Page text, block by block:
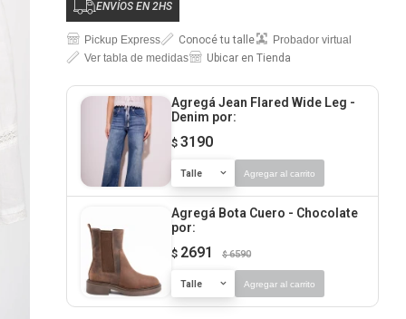
ENVÍOS EN 2HS
Pickup Express Conocé tu talle
Probador virtual
Ver tabla de medidas
Ubicar en Tienda
Agregá Jean Flared Wide Leg -
Denim por:
$ 3190
Talle Agregar al carrito
Agregá Bota Cuero - Chocolate
por:
$ 2691 $ 6590
Talle Agregar al carrito